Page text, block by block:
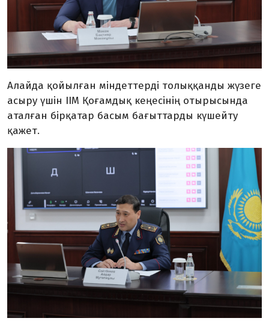
Алайда қойылған міндеттерді толыққанды жүзеге
асыру үшін ІІМ Қоғамдық кеңесінің отырысында
аталған бірқатар басым бағыттарды күшейту
қажет.